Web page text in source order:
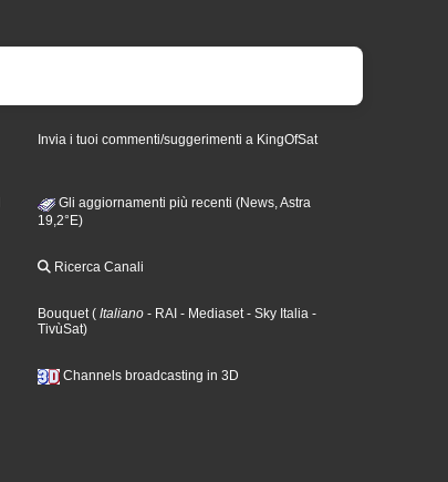
Invia i tuoi commenti/suggerimenti a KingOfSat
Gli aggiornamenti più recenti (News, Astra
19,2°E)
Ricerca Canali
Bouquet( Italiano - RAI - Mediaset- Sky Italia -
TivùSat)
Channels broadcasting in 3D